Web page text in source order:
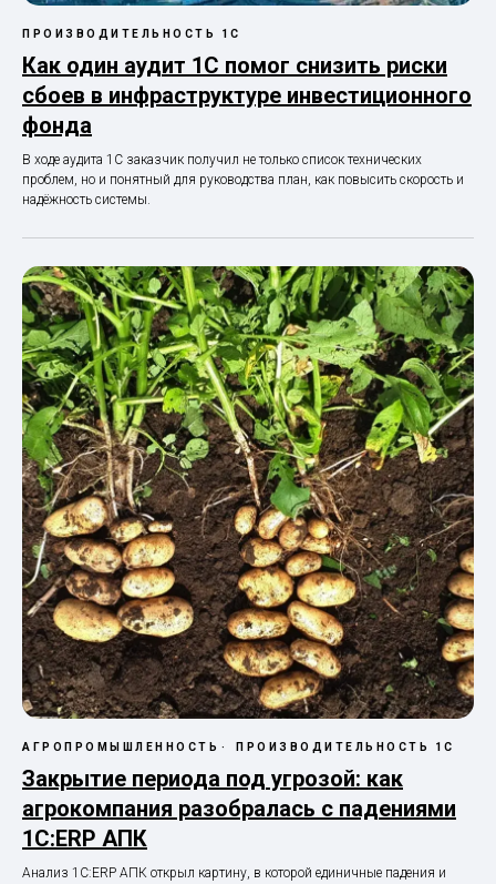
ПРОИЗВОДИТЕЛЬНОСТЬ 1С
Как один аудит 1С помог снизить риски
сбоев в инфраструктуре инвестиционного
фонда
В ходе аудита 1С заказчик получил не только список технических
проблем, но и понятный для руководства план, как повысить скорость и
надёжность системы.
АГРОПРОМЫШЛЕННОСТЬ ПРОИЗВОДИТЕЛЬНОСТЬ 1С
Закрытие периода под угрозой: как
агрокомпания разобралась с падениями
1С:ERP АПК
Анализ 1С:ERP АПК открыл картину, в которой единичные падения и